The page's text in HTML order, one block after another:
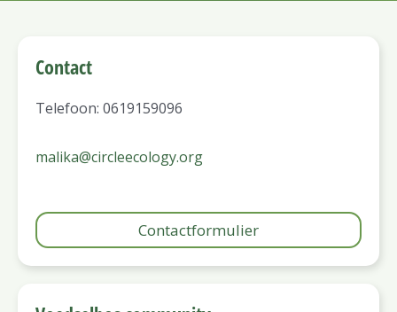
Contact
Telefoon: 0619159096
malika@circleecology.org
Contactformulier